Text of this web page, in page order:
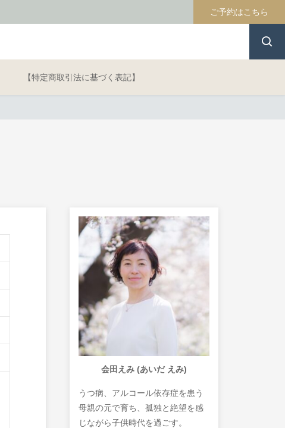
ご予約はこちら
【特定商取引法に基づく表記】
会田えみ (あいだ えみ)
うつ病、アルコール依存症を患う
母親の元で育ち、孤独と絶望を感
じながら子供時代を過ごす。